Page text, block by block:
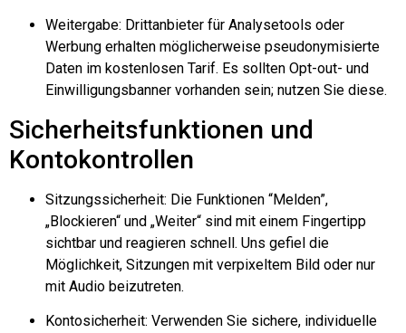
Weitergabe: Drittanbieter für Analysetools oder
Werbung erhalten möglicherweise pseudonymisierte
Daten im kostenlosen Tarif. Es sollten Opt-out- und
Einwilligungsbanner vorhanden sein; nutzen Sie diese.
Sicherheitsfunktionen und
Kontokontrollen
Sitzungssicherheit: Die Funktionen “Melden”,
„Blockieren“ und „Weiter“ sind mit einem Fingertipp
sichtbar und reagieren schnell. Uns gefiel die
Möglichkeit, Sitzungen mit verpixeltem Bild oder nur
mit Audio beizutreten.
Kontosicherheit: Verwenden Sie sichere, individuelle